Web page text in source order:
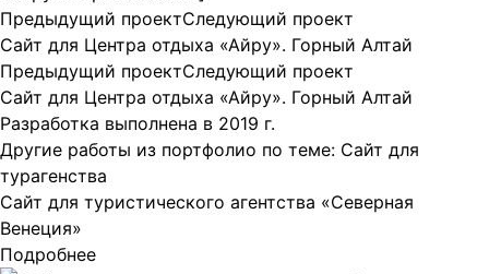
Предыдущий проектСледующий проект
Сайт для Центра отдыха «Айру». Горный Алтай
Предыдущий проектСледующий проект
Сайт для Центра отдыха «Айру». Горный Алтай
Разработка выполнена в 2019 г.
Другие работы из портфолио по теме: Сайт для
турагенства
Сайт для туристического агентства «Северная
Венеция»
Подробнее